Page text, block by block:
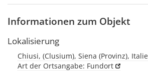
Informationen zum Objekt
Lokalisierung
Chiusi, (Clusium), Siena (Provinz),
Art der Ortsangabe: Fundort